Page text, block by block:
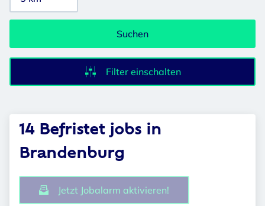
Suchen
Filter einschalten
14 Befristet jobs in
Brandenburg
Jetzt Jobalarm aktivieren!